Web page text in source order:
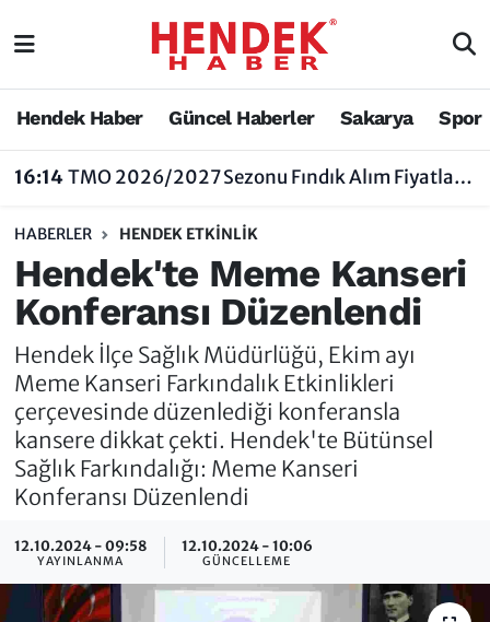
Hendek Haber Güncel Haberler Sakarya Spor
16:14TMO 2026/2027 Sezonu Fındık Alım Fiyatlarını Açıkladı
HABERLER HENDEK ETKINLIK
Hendek'te Meme Kanseri
Konferansı Düzenlendi
Hendek İlçe Sağlık Müdürlüğü, Ekim ayı
Meme Kanseri Farkındalık Etkinlikleri
çerçevesinde düzenlediği konferansla
kansere dikkat çekti. Hendek'te Bütünsel
Sağlık Farkındalığı: Meme Kanseri
Konferansı Düzenlendi
12.10.2024 - 09:58
YAYINLANMA
12.10.2024 - 10:06
GÜNCELLEME
Hendek Haber
Nöbetçi Eczaneler
Vefat Edenler
Hendek Haber
Hakkında
Hendek Haber Reklam Servisi
Künye
İletişim
Sakarya Nöbetçi Eczaneler
Sakarya Trafik Yoğunluk Haritası
Tüm Manşetler
Son Dakika Haberleri
Haber Arşivi